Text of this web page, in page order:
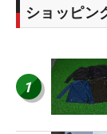
ショッピン
1